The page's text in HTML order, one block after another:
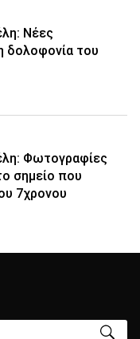
Νέες
δολοφονία του
Φωτογραφίες
σημείο που
7χρονου